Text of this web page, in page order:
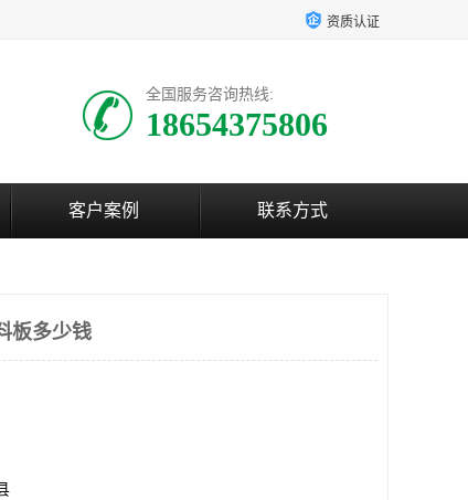
资质认证
全国服务咨询热线:
18654375806
客户案例 联系方式
板多少钱